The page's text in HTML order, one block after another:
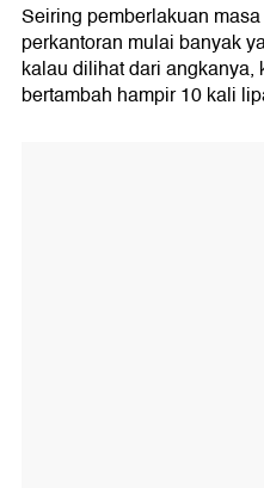
Seiring pemberlakuan
perkantoran mulai banyak
kalau dilihat dari angkanya,
bertambah hampir 10 kali